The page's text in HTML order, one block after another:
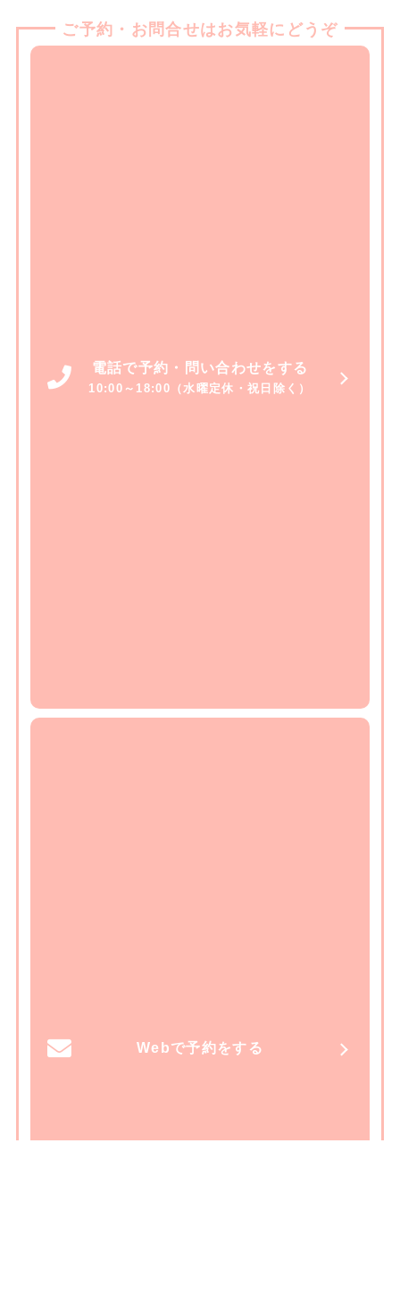
ご予約・お問合せはお気軽にどうぞ
電話で予約・問い合わせをする
10:00～18:00（水曜定休・祝日除く）
Webで予約をする